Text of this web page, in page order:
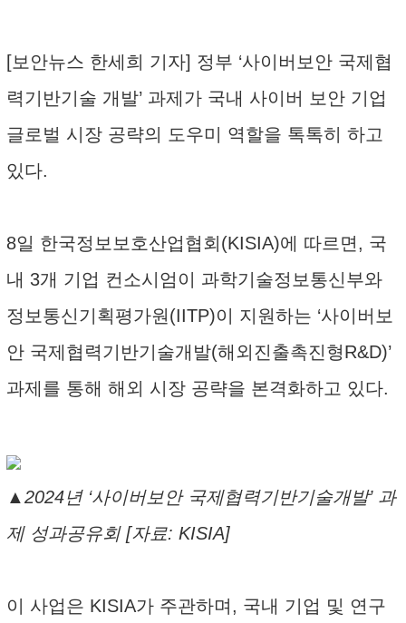
[보안뉴스 한세희 기자] 정부 ‘사이버보안 국제협
력기반기술 개발’ 과제가 국내 사이버 보안 기업
글로벌 시장 공략의 도우미 역할을 톡톡히 하고
있다.
8일 한국정보보호산업협회(KISIA)에 따르면, 국
내 3개 기업 컨소시엄이 과학기술정보통신부와
정보통신기획평가원(IITP)이 지원하는 ‘사이버보
안 국제협력기반기술개발(해외진출촉진형R&D)’
과제를 통해 해외 시장 공략을 본격화하고 있다.
▲2024년 ‘사이버보안 국제협력기반기술개발’ 과
제 성과공유회 [자료: KISIA]
이 사업은 KISIA가 주관하며, 국내 기업 및 연구